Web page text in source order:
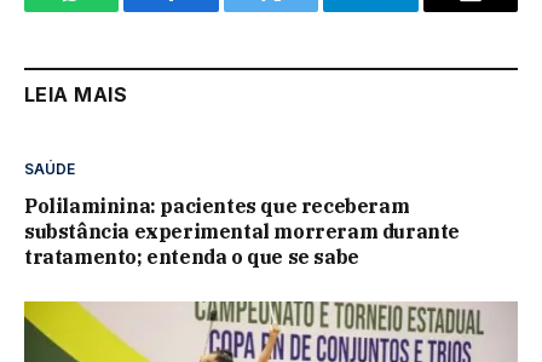
WhatsApp Facebook Twitter Telegram Email
LEIA MAIS
SAÚDE
Polilaminina: pacientes que receberam
substância experimental morreram durante
tratamento; entenda o que se sabe